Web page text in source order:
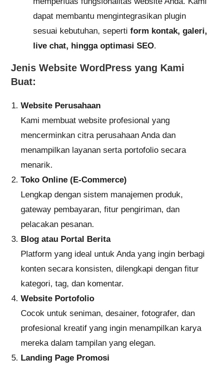
dapat membantu mengintegrasikan plugin
sesuai kebutuhan, sepertiform kontak, galeri,
live chat, hingga optimasi SEO.
Jenis Website WordPress yang Kami
Buat:
Website Perusahaan
Kami membuat website profesional yang
mencerminkan citra perusahaan Anda dan
menampilkan layanan serta portofolio secara
menarik.
Toko Online (E-Commerce)
Lengkap dengan sistem manajemen produk,
gateway pembayaran, fitur pengiriman, dan
pelacakan pesanan.
Blog atau Portal Berita
Platform yang ideal untuk Anda yang ingin berbagi
konten secara konsisten, dilengkapi dengan fitur
kategori, tag, dan komentar.
Website Portofolio
Cocok untuk seniman, desainer, fotografer, dan
profesional kreatif yang ingin menampilkan karya
mereka dalam tampilan yang elegan.
Landing Page Promosi